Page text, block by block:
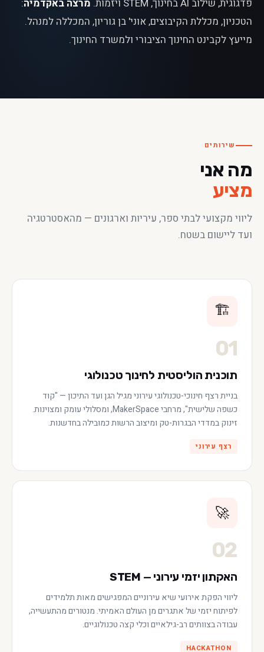
פדגוגית, שילוב AI בחינוך, STEM ויזמות.
מרצה באקדמיה:
הטכניון, מכללת הקיבוצים, אוני' בן גוריון, המכללה למנהל.
מייעץ לקבינט החינוך הציבורי ולמשרד החינוך.
שירותים
מה אני
מציע
ליווי מקצועי לבתי ספר, עיריות וארגונים — מהאסטרטגיה
ועד ליישום בשטח.
🏗️
01
תוכנית הוליסטית לחינוך טכנולוגי
בניית רצף חינוכי-טכנולוגי עירוני מגיל הגן ועד התיכון — "קוד
כשפה שלישית", מרחבי MakerSpace, ומסלולי עומק ומצוינות.
זינוק במדדי הבגרות-טק ומיצוב הרשות כמובילה בחדשנות.
רצף עירוני
🚀
02
האקתון יזמי עירוני — STEM
ליווי הפקת אירועי שיא עירוניים המפגישים מאות תלמידים
לפיתוח יזמי של אתגרים מן העולם האמיתי. מנטורים מהתעשייה,
עבודה בצוותים רב-גילאיים וכלי קצה טכנולוגיים.
HACKATHON